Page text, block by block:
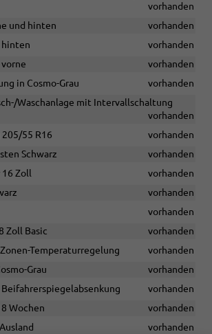
vorhanden
und hinten
vorhanden
hinten
vorhanden
vorhanden
in Cosmo-Grau
vorhanden
Waschanlage mit Intervallschaltung
vorhanden
55 R16
vorhanden
Schwarz
vorhanden
Zoll
vorhanden
vorhanden
vorhanden
Zoll Basic
vorhanden
Temperaturregelung
vorhanden
Grau
vorhanden
vorhanden
Wochen
vorhanden
vorhanden